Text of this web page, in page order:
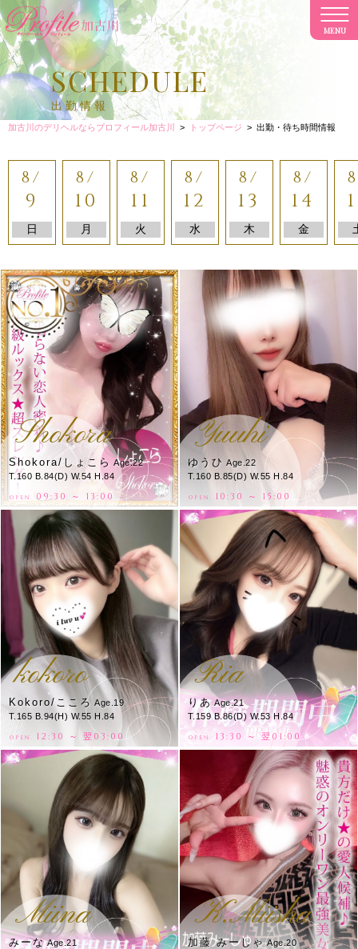
MENU
加古川のデリヘルならプロフィール加古川 > トップページ > 出勤・待ち時間情報
SCHEDULE
出勤情報
8/
9
日
8/
10
月
8/
11
火
8/
12
水
8/
13
木
8/
14
金
Shokora
Shokora/しょこら Age.22
T.160 B.84(D) W.54 H.84
OPEN. 09:30 ～ 13:00
Yuuhi
ゆうひ Age.22
T.160 B.85(D) W.55 H.84
OPEN. 10:30 ～ 15:00
kokoro
Kokoro/こころ Age.19
T.165 B.94(H) W.55 H.84
OPEN. 12:30 ～ 翌03:00
Ria
りあAge.21
T.159 B.86(D) W.53 H.84
OPEN. 13:30 ～ 翌01:00
Miina
みーなAge.21
K.Miisha
加藤 みーしゃAge.20